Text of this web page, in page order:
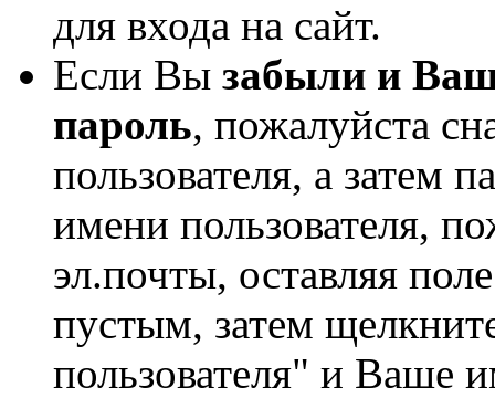
для входа на сайт.
Если Вы забыли и
пароль, пожалуйста
пользователя, а затем
имени пользователя,
эл.почты, оставляя
пустым, затем
пользователя" и Ваше